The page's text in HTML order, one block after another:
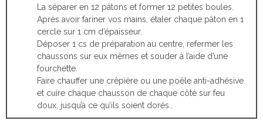
La séparer en 12 pâtons et former 12 petites boules.
Après avoir fariner vos mains, étaler chaque pâton en 1
cercle sur 1 cm d’épaisseur.
Déposer 1 cs de préparation au centre, refermer les
chaussons sur eux mêmes et souder à l’aide d’une
fourchette.
Faire chauffer une crêpière ou une poêle anti-adhésive
et cuire chaque chausson de chaque côté sur feu
doux, jusqu’à ce qu’ils soient dorés..